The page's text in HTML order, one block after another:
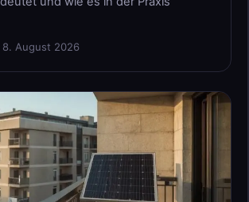
8. August 2026